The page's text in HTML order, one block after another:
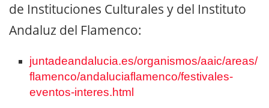
de Instituciones Culturales y del Instituto
Andaluz del Flamenco:
juntadeandalucia.es/organismos/aaic/areas/
flamenco/andaluciaflamenco/festivales-
eventos-interes.html